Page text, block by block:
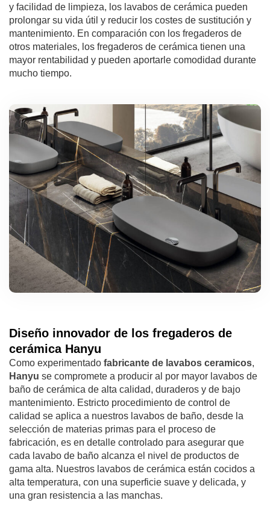
y facilidad de limpieza, los lavabos de cerámica pueden
prolongar su vida útil y reducir los costes de sustitución y
mantenimiento. En comparación con los fregaderos de
otros materiales, los fregaderos de cerámica tienen una
mayor rentabilidad y pueden aportarle comodidad durante
mucho tiempo.
Diseño innovador de los fregaderos de
cerámica Hanyu
Como experimentado fabricante de lavabos ceramicos,
Hanyu se compromete a producir al por mayor lavabos de
baño de cerámica de alta calidad, duraderos y de bajo
mantenimiento. Estricto procedimiento de control de
calidad se aplica a nuestros lavabos de baño, desde la
selección de materias primas para el proceso de
fabricación, es en detalle controlado para asegurar que
cada lavabo de baño alcanza el nivel de productos de
gama alta. Nuestros lavabos de cerámica están cocidos a
alta temperatura, con una superficie suave y delicada, y
una gran resistencia a las manchas.